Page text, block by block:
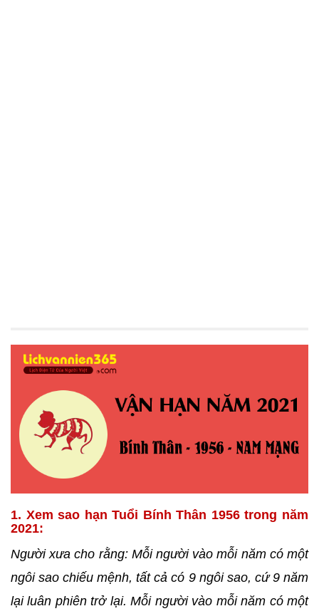
1. Xem sao hạn Tuổi Bính Thân 1956 trong năm
2021:
Người xưa cho rằng: Mỗi người vào mỗi năm có một
ngôi sao chiếu mệnh, tất cả có 9 ngôi sao, cứ 9 năm
lại luân phiên trở lại. Mỗi người vào mỗi năm có một